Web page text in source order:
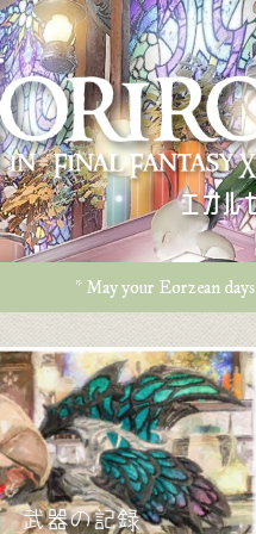
エオル
* May your Eorzean
武器の記録